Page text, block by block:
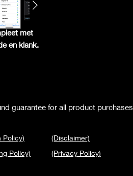
met
en klank.
guarantee for all product purchases
Policy)
(Disclaimer)
(Privacy Policy)
Policy)